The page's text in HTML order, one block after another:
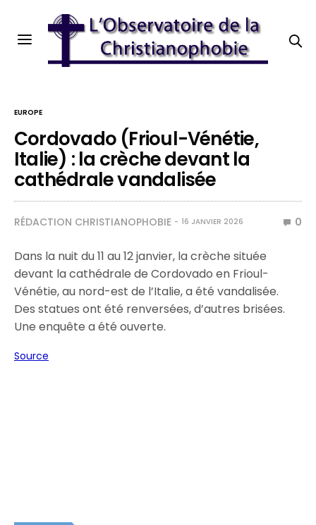
EUROPE
Cordovado (Frioul-Vénétie,
Italie) : la crèche devant la
cathédrale vandalisée
RÉDACTION CHRISTIANOPHOBIE 16 JANVIER 2026 0
Dans la nuit du 11 au 12 janvier, la crèche située
devant la cathédrale de Cordovado en Frioul-
Vénétie, au nord-est de l’Italie, a été vandalisée.
Des statues ont été renversées, d’autres brisées.
Une enquête a été ouverte.
Source